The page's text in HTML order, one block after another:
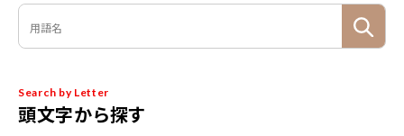
Search by Letter
頭文字から探す